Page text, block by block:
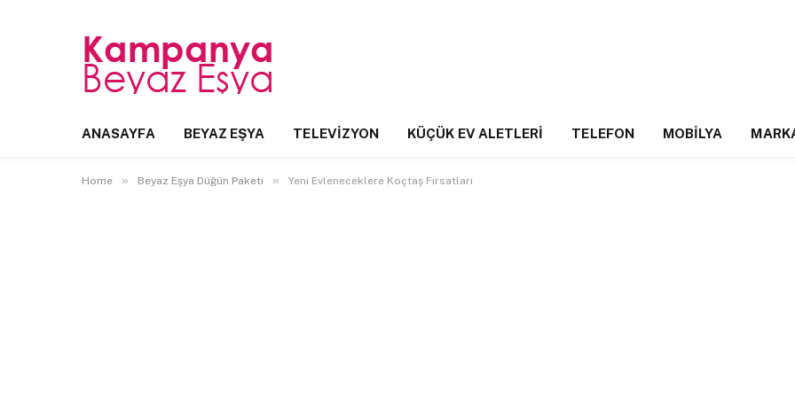
ANASAYFA BEYAZ EŞYA TELEVIZYON KÜÇÜK EV ALETLERI TELEFON MOBILYA
Home » Beyaz Eşya Düğün Paketi » Yeni Evleneceklere Koçtaş Fırsatları